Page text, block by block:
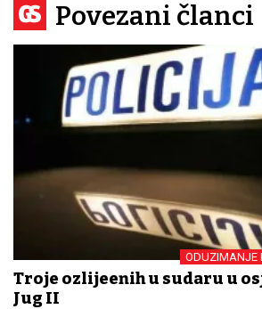
Povezani članci
ODUZIMANJE
Troje ozlijeđenih u sudaru u
Jug II